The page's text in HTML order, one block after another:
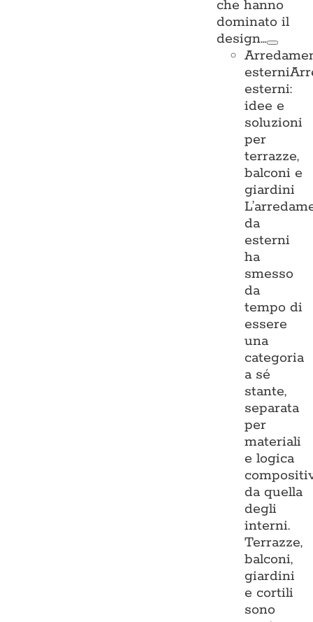
che hanno
dominato il
design…
esterni
esterni:
idee e
soluzioni
per
terrazze,
balconi e
giardini
da
esterni
ha
smesso
da
tempo di
essere
una
categoria
a sé
stante,
separata
per
materiali
e logica
da quella
degli
interni.
Terrazze,
balconi,
giardini
e cortili
sono